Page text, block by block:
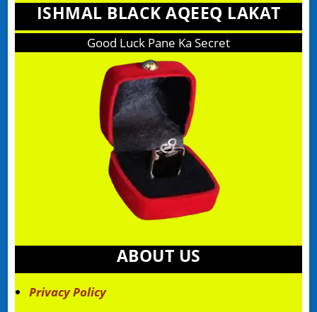
ISHMAL BLACK AQEEQ LAKAT
Good Luck Pane Ka Secret
ABOUT US
Privacy Policy